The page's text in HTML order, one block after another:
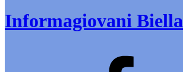
Informagiovani Biella